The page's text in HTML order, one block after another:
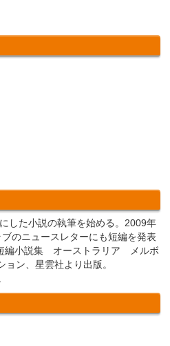
した小説の執筆を始める。2009年
のニュースレターにも短編を発表
編小説集 オーストラリア メルボ
ン、星雲社より出版。